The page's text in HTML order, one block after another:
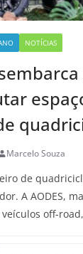
NOTÍCIAS
Marcelo Souza
de
A AODES,
off-